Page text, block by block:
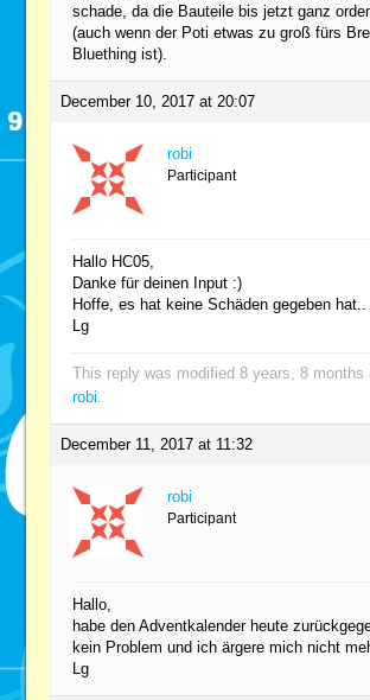
schade, da die Bauteile bis jetzt ganz
(auch wenn der Poti etwas zu groß fürs
Bluething ist).
December 10, 2017 at 20:07
robi
Participant
Hallo HC05,
Danke für deinen Input :)
Hoffe, es hat keine Schäden gegeben hat..
Lg
This reply was modified 8 years, 8 months
robi
December 11, 2017 at 11:32
robi
Participant
Hallo,
habe den Adventkalender heute
kein Problem und ich ärgere mich nicht
Lg